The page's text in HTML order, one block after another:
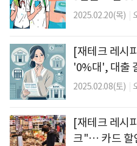
2025.02.20(목)
[재테크 레시
'0%대', 대출
2025.02.08(토)
[재테크 레시
크"… 카드 할